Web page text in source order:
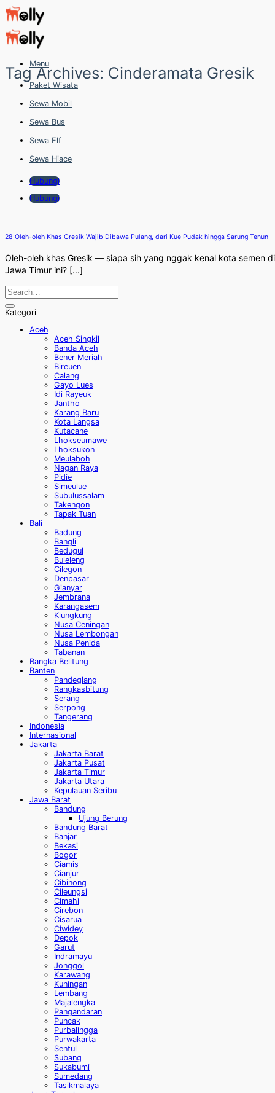
Skip
to
content
Menu
Paket Wisata
Sewa Mobil
Sewa Bus
Sewa Elf
Sewa Hiace
Hubungi
Hubungi
Tag Archives: Cinderamata Gresik
28 Oleh-oleh Khas Gresik Wajib Dibawa Pulang, dari Kue Pudak hingga Sarung Tenun
Oleh-oleh khas Gresik — siapa sih yang nggak kenal kota semen di
Jawa Timur ini? [...]
Kategori
Aceh
Aceh Singkil
Banda Aceh
Bener Meriah
Bireuen
Calang
Gayo Lues
Idi Rayeuk
Jantho
Karang Baru
Kota Langsa
Kutacane
Lhokseumawe
Lhoksukon
Meulaboh
Nagan Raya
Pidie
Simeulue
Subulussalam
Takengon
Tapak Tuan
Bali
Badung
Bangli
Bedugul
Buleleng
Cilegon
Denpasar
Gianyar
Jembrana
Karangasem
Klungkung
Nusa Ceningan
Nusa Lembongan
Nusa Penida
Tabanan
Bangka Belitung
Banten
Pandeglang
Rangkasbitung
Serang
Serpong
Tangerang
Indonesia
Internasional
Jakarta
Jakarta Barat
Jakarta Pusat
Jakarta Timur
Jakarta Utara
Kepulauan Seribu
Jawa Barat
Bandung
Ujung Berung
Bandung Barat
Banjar
Bekasi
Bogor
Ciamis
Cianjur
Cibinong
Cileungsi
Cimahi
Cirebon
Cisarua
Ciwidey
Depok
Garut
Indramayu
Jonggol
Karawang
Kuningan
Lembang
Majalengka
Pangandaran
Puncak
Purbalingga
Purwakarta
Sentul
Subang
Sukabumi
Sumedang
Tasikmalaya